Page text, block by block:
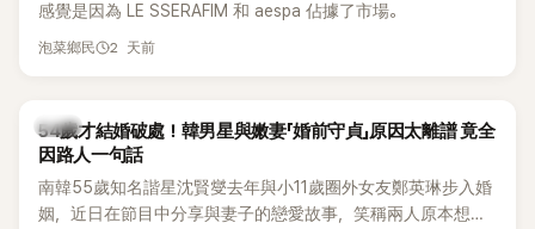
感覺是因為 LE SSERAFIM 和 aespa 佔據了市場。
泡菜鄉民 2 天前
韓星
54歲才結婚破處！韓男星與嫩妻「婚前守貞」原因太離譜 竟全
因路人一句話
南韓55歲知名諧星沈賢燮去年與小11歲圈外女友鄭英琳步入婚
姻，近日在節目中分享與妻子的戀愛故事，笑稱兩人原本想享